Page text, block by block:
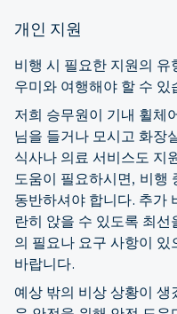
개인 지원
비행 시 필요한 지원의 유
우미와 여행해야 할 수 있
저희 승무원이 기내 휠체
님을 들거나 모시고 화장
식사나 의료 서비스도 지
도움이 필요하시면, 비행
동반하셔야 합니다. 추가
란히 앉을 수 있도록 최
의 필요나 요구 사항이
바랍니다.
예상 밖의 비상 상황이 생